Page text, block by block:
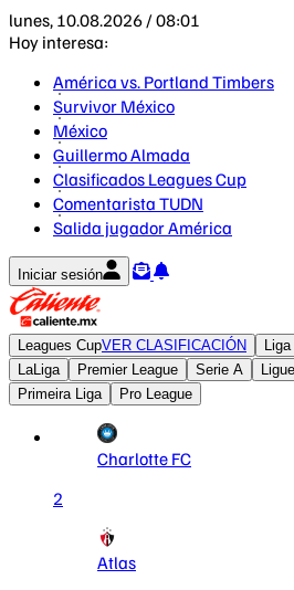
lunes, 10.08.2026 / 08:01
Hoy interesa:
América vs. Portland Timbers
Survivor México
México
Guillermo Almada
Clasificados Leagues Cup
Comentarista TUDN
Salida jugador América
Iniciar sesión
Leagues CupVER CLASIFICACIÓN
LaLiga
Premier League Serie A
Primeira Liga
Pro League
Charlotte FC
2
Atlas